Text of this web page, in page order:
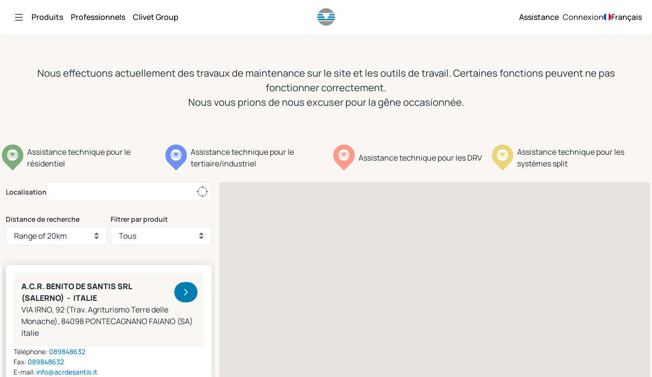
Produits Professionnels Clivet Group Assistance Connexion Français
Nous effectuons actuellement des travaux de maintenance sur le site et les outils de travail. Certaines fonctions peuvent ne pas
fonctionner correctement.
Nous vous prions de nous excuser pour la gêne occasionnée.
Assistance technique pour le
résidentiel
Assistance technique pour le
tertiaire/industriel
Assistance technique pour les DRV
Assistance technique pour les
systèmes split
Localisation
Distance de recherche Filtrer par produit
A.C.R. BENITO DE SANTIS SRL
(SALERNO) - ITALIE
VIA IRNO, 92 (Trav. Agriturismo Terre delle
Monache), 84098 PONTECAGNANO FAIANO (SA)
Italie
Téléphone: 089848632
Fax: 089848632
E-mail: info@acrdesantis.it